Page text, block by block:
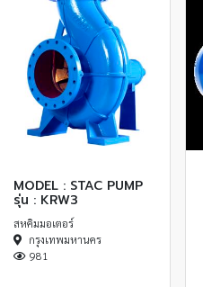
MODEL : STAC PUMP
รุ่น : KRW3
สหคิมมอเตอร์
กรุงเทพมหานคร
981